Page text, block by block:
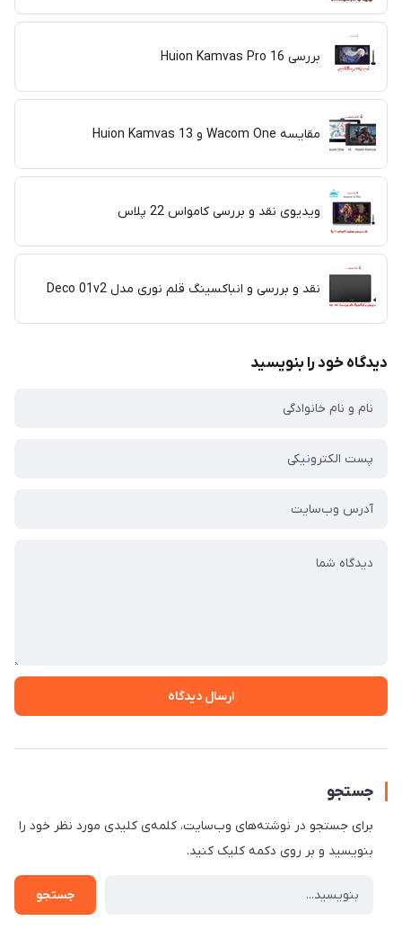
بررسی Huion Kamvas Pro 16
مقایسه Wacom One و Huion Kamvas 13
ویدیوی نقد و بررسی کامواس 22 پلاس
نقد و بررسی و انباکسینگ قلم نوری مدل Deco 01v2
دیدگاه خود را بنویسید
ارسال دیدگاه
جستجو
برای جستجو در نوشته‌های وب‌سایت، کلمه‌ی کلیدی مورد نظر خود را
بنویسید و بر روی دکمه کلیک کنید.
جستجو